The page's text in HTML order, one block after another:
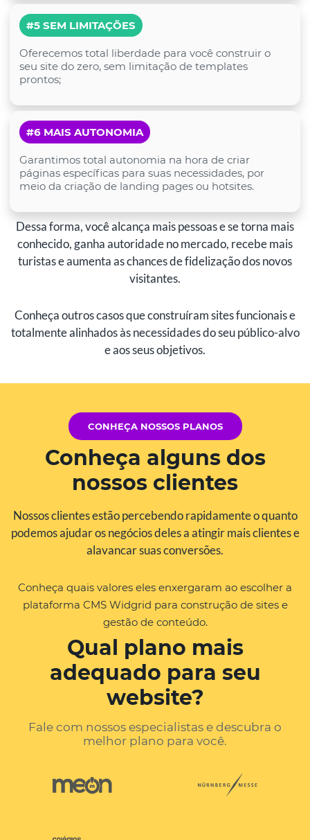
#5 SEM LIMITAÇÕES
Oferecemos total liberdade para você construir o
seu site do zero, sem limitação de templates
prontos;
#6 MAIS AUTONOMIA
Garantimos total autonomia na hora de criar
páginas específicas para suas necessidades, por
meio da criação de landing pages ou hotsites.
Dessa forma, você alcança mais pessoas e se torna mais
conhecido, ganha autoridade no mercado, recebe mais
turistas e aumenta as chances de fidelização dos novos
visitantes.
Conheça outros casos que construíram sites funcionais e
totalmente alinhados às necessidades do seu público-alvo
e aos seus objetivos.
CONHEÇA NOSSOS PLANOS
Conheça alguns dos
nossos clientes
Nossos clientes estão percebendo rapidamente o quanto
podemos ajudar os negócios deles a atingir mais clientes e
alavancar suas conversões.
Conheça quais valores eles enxergaram ao escolher a
plataforma CMS Widgrid para construção de sites e
gestão de conteúdo.
Qual plano mais
adequado para seu
website?
Fale com nossos especialistas e descubra o
melhor plano para você.